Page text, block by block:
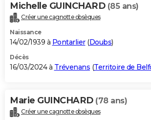
Michelle GUINCHARD (85 ans)
Créer une cagnotte obsèques
Naissance
14/02/1939 à Pontarlier(Doubs)
Décès
16/03/2024 à Trévenans (Territoire de
Marie GUINCHARD (78 ans)
Créer une cagnotte obsèques